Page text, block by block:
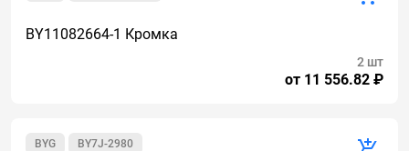
BY11082664-1 Кромка
от 11 556.82 ₽
2 шт
BY7J-2980
BYG